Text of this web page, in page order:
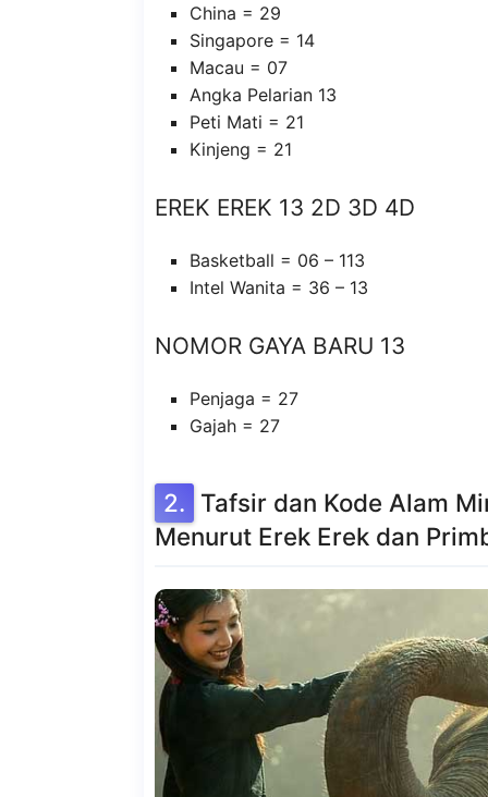
China = 29
Singapore = 14
Macau = 07
Angka Pelarian 13
Peti Mati = 21
Kinjeng = 21
EREK EREK 13 2D 3D 4D
Basketball = 06 – 113
Intel Wanita = 36 – 13
NOMOR GAYA BARU 13
Penjaga = 27
Gajah = 27
Tafsir dan Kode Alam
Menurut Erek Erek dan